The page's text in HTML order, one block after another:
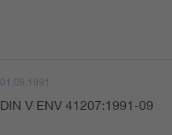
01.09.1991
DIN V ENV 41207:1991-09